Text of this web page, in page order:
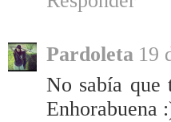
Pardoleta 19
No sabía que
Enhorabuena